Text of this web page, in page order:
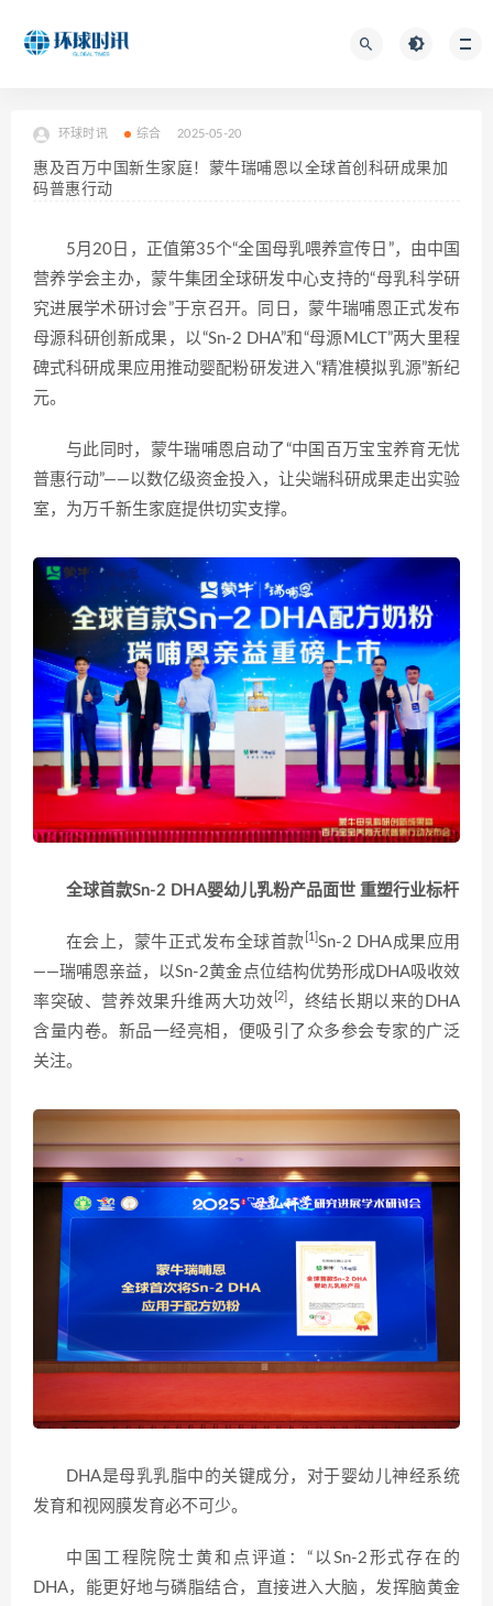
环球时讯 综合 2025-05-20
惠及百万中国新生家庭！蒙牛瑞哺恩以全球首创科研成果加
码普惠行动
5月20日，正值第35个“全国母乳喂养宣传日”，由中国
营养学会主办，蒙牛集团全球研发中心支持的“母乳科学研
究进展学术研讨会”于京召开。同日，蒙牛瑞哺恩正式发布
母源科研创新成果，以“Sn-2 DHA”和“母源MLCT”两大里程
碑式科研成果应用推动婴配粉研发进入“精准模拟乳源”新纪
元。
与此同时，蒙牛瑞哺恩启动了“中国百万宝宝养育无忧
普惠行动”——以数亿级资金投入，让尖端科研成果走出实验
室，为万千新生家庭提供切实支撑。
全球首款Sn-2 DHA婴幼儿乳粉产品面世 重塑行业标杆
在会上，蒙牛正式发布全球首款 [1] Sn-2 DHA成果应用
——瑞哺恩亲益，以Sn-2黄金点位结构优势形成DHA吸收效
率突破、营养效果升维两大功效 [2] ，终结长期以来的DHA
含量内卷。新品一经亮相，便吸引了众多参会专家的广泛
关注。
DHA是母乳乳脂中的关键成分，对于婴幼儿神经系统
发育和视网膜发育必不可少。
中国工程院院士黄和点评道：“以Sn-2形式存在的
DHA，能更好地与磷脂结合，直接进入大脑，发挥脑黄金